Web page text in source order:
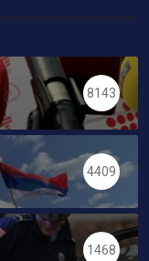
8143
4409
1468